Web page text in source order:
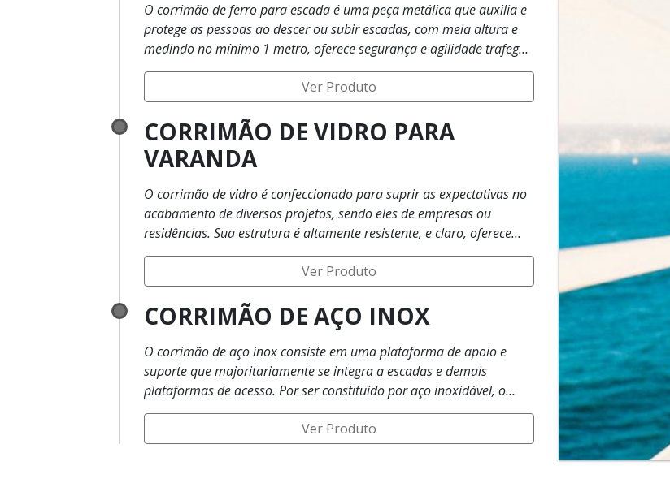
O corrimão de ferro para escada é uma peça metálica que auxilia e
protege as pessoas ao descer ou subir escadas, com meia altura e
medindo no mínimo 1 metro, oferece segurança e agilidade trafego
pelas escadas. É um item indispensável, indiferente do tamanho,
localidade e modelo de escada, alias, existem diversas opções
modelos para corrimão, que atendem as necessidades e deixem o
ambiente formoso e com perfil do cliente.
Ver Produto
CORRIMÃO DE VIDRO PARA
VARANDA
O corrimão de vidro é confeccionado para suprir as expectativas no
acabamento de diversos projetos, sendo eles de empresas ou
residências. Sua estrutura é altamente resistente, e claro, oferece
alto índice de proteção e segurança, já que utiliza parafusos que
com obras, sendo necessário apenas um projeto para a instalação
do corrimão adequado ao local, para isso, conte com uma empresa
especializada.
Ver Produto
CORRIMÃO DE AÇO INOX
O corrimão de aço inox consiste em uma plataforma de apoio e
suporte que majoritariamente se integra a escadas e demais
plataformas de acesso. Por ser constituído por aço inoxidável, o
corrimão de aço é caracterizado por resistir às intempéries da
é também esse diferencial que permite que a instalação do
Ver Produto